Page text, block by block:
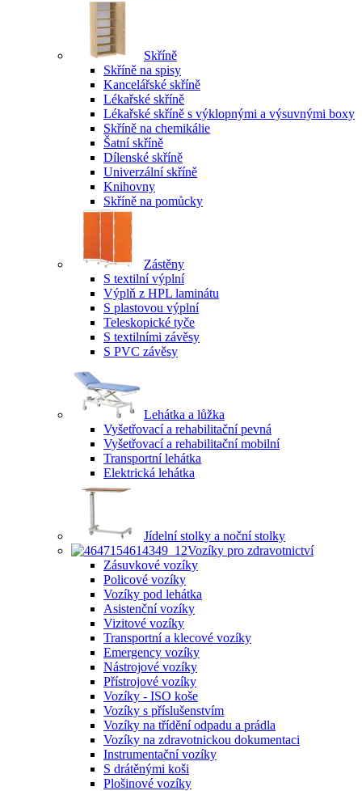
Skříně
Skříně na spisy
Kancelářské skříně
Lékařské skříně
Lékařské skříně s výklopnými a výsuvnými boxy
Skříně na chemikálie
Šatní skříně
Dílenské skříně
Univerzální skříně
Knihovny
Skříně na pomůcky
Zástěny
S textilní výplní
Výplň z HPL laminátu
S plastovou výplní
Teleskopické tyče
S textilními závěsy
S PVC závěsy
Lehátka a lůžka
Vyšetřovací a rehabilitační pevná
Vyšetřovací a rehabilitační mobilní
Transportní lehátka
Elektrická lehátka
Jídelní stolky a noční stolky
Vozíky pro zdravotnictví
Zásuvkové vozíky
Policové vozíky
Vozíky pod lehátka
Asistenční vozíky
Vizitové vozíky
Transportní a klecové vozíky
Emergency vozíky
Nástrojové vozíky
Přístrojové vozíky
Vozíky - ISO koše
Vozíky s příslušenstvím
Vozíky na třídění odpadu a prádla
Vozíky na zdravotnickou dokumentaci
Instrumentační vozíky
S drátěnými koši
Plošinové vozíky